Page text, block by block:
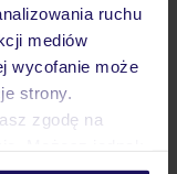
ruchu
mediów
wycofanie może
strony.
zgodę na